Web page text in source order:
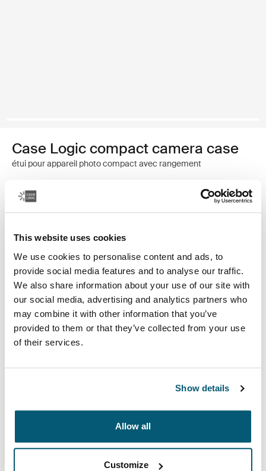
This website uses cookies
We use cookies to personalise content and ads, to
provide social media features and to analyse our traffic.
We also share information about your use of our site with
our social media, advertising and analytics partners who
may combine it with other information that you’ve
provided to them or that they’ve collected from your use
of their services.
Show details
Allow all
Customize
Case Logic compact camera case
étui pour appareil photo compact avec rangement
Souligné de détails rouge vif et d'une poche de
compacts. Une boucle de ceinture très pratique ainsi